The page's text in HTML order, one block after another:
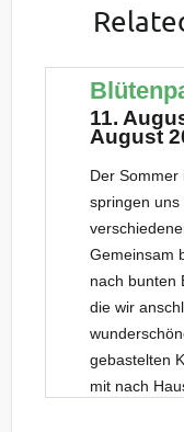
11.
August
Der Sommer
springen
Gemeinsam
nach bunten
die wir
gebastelten
mit nach